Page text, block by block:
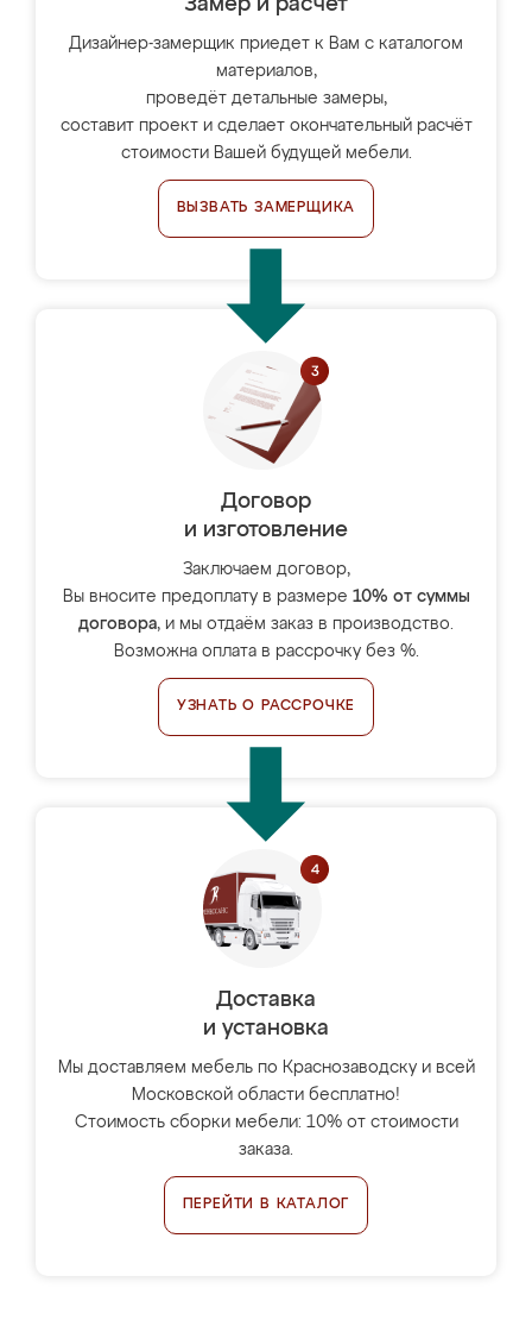
Замер и расчет
Дизайнер-замерщик приедет к Вам с каталогом
материалов,
проведёт детальные замеры,
составит проект и сделает окончательный расчёт
стоимости Вашей будущей мебели.
ВЫЗВАТЬ ЗАМЕРЩИКА
Договор
и изготовление
Заключаем договор,
Вы вносите предоплату в размере 10% от суммы
договора, и мы отдаём заказ в производство.
Возможна оплата в рассрочку без %.
УЗНАТЬ О РАССРОЧКЕ
Доставка
и установка
Мы доставляем мебель по Краснозаводску и всей
Московской области бесплатно!
Стоимость сборки мебели: 10% от стоимости
заказа.
ПЕРЕЙТИ В КАТАЛОГ